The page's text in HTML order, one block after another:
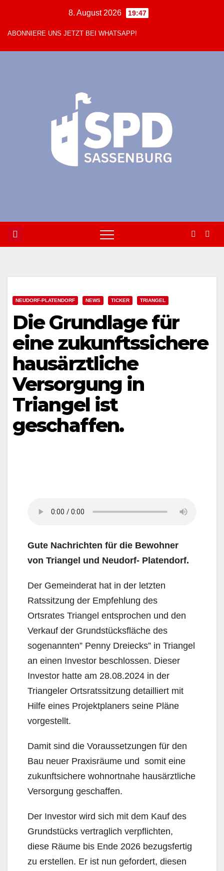
springen
8. August 2026 19:47
ABONNIERE UNS JETZT BEI WHATSAPP!
NEUDORF-PLATENDORF NEWS TICKER TRIANGEL
Die Grundlage für
eine zukunftssichere
hausärztliche
Versorgung in
Triangel ist
geschaffen.
Gute Nachrichten für die Bewohner
von Triangel und Neudorf- Platendorf.
Der Gemeinderat hat in der letzten
Ratssitzung der Empfehlung des
Ortsrates Triangel entsprochen und den
Verkauf der Grundstücksfläche des
sogenannten” Penny Dreiecks” in Triangel
an einen Investor beschlossen. Dieser
Investor hatte am 28.08.2024 in der
Triangeler Ortsratssitzung detailliert mit
Hilfe eines Projektplaners seine Pläne
vorgestellt.
Damit sind die Voraussetzungen für den
Bau neuer Praxisräume und somit eine
zukunftsichere wohnortnahe hausärztliche
Versorgung geschaffen.
Der Investor wird sich mit dem Kauf des
Grundstücks vertraglich verpflichten,
diese Räume bis Ende 2026 bezugsfertig
zu erstellen. Er ist nun gefordert, diesen